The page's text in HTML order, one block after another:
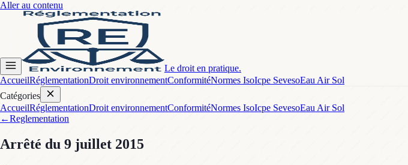
Aller au contenu
Le droit en pratique.
AccueilRéglementationDroit environnementConformitéNormes IsoIcpe SevesoEau Air Sol
Catégories
AccueilRéglementationDroit environnementConformitéNormes IsoIcpe SevesoEau Air Sol
←Reglementation
Arrêté du 9 juillet 2015